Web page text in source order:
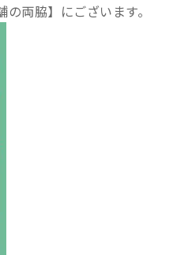
両脇】にございます。